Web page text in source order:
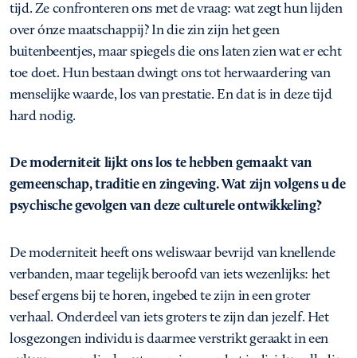
tijd. Ze confronteren ons met de vraag: wat zegt hun lijden
over ónze maatschappij? In die zin zijn het geen
buitenbeentjes, maar spiegels die ons laten zien wat er echt
toe doet. Hun bestaan dwingt ons tot herwaardering van
menselijke waarde, los van prestatie. En dat is in deze tijd
hard nodig.
De moderniteit lijkt ons los te hebben gemaakt van
gemeenschap, traditie en zingeving. Wat zijn volgens u de
psychische gevolgen van deze culturele ontwikkeling?
De moderniteit heeft ons weliswaar bevrijd van knellende
verbanden, maar tegelijk beroofd van iets wezenlijks: het
besef ergens bij te horen, ingebed te zijn in een groter
verhaal. Onderdeel van iets groters te zijn dan jezelf. Het
losgezongen individu is daarmee verstrikt geraakt in een